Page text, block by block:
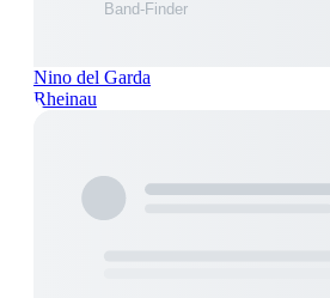
Nino del Garda
Rheinau